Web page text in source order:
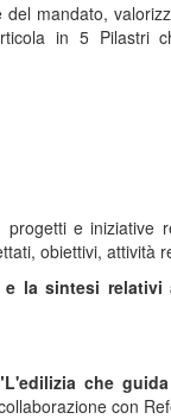
mandato,
in 5
e
obiettivi, attività
la sintesi
che
con